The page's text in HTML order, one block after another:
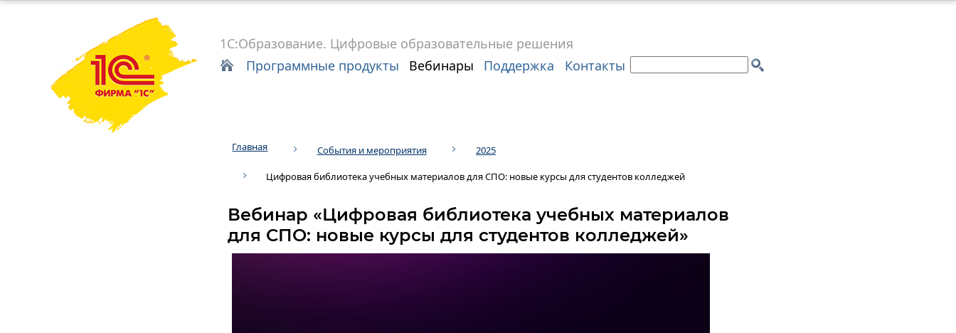
1С:Образование. Цифровые образовательные решения
Программные продукты
Вебинары Поддержка Контакты
Главная События и мероприятия 2025
Цифровая библиотека учебных материалов для СПО: новые курсы для студентов колледжей
Вебинар «Цифровая библиотека учебных материалов
для СПО: новые курсы для студентов колледжей»